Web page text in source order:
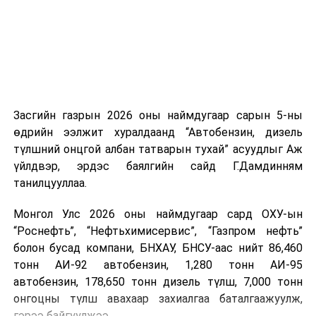
Засгийн газрын 2026 оны наймдугаар сарын 5-ны
өдрийн ээлжит хуралдаанд “Автобензин, дизель
түлшний онцгой албан татварын тухай” асуудлыг Аж
үйлдвэр, эрдэс баялгийн сайд Г.Дамдинням
танилцууллаа.
Монгол Улс 2026 оны наймдугаар сард ОХУ-ын
“Роснефть”, “Нефтьхимисервис”, “Газпром нефть”
болон бусад компани, БНХАУ, БНСУ-аас нийт 86,460
тонн АИ-92 автобензин, 1,280 тонн АИ-95
автобензин, 178,650 тонн дизель түлш, 7,000 тонн
онгоцны түлш авахаар захиалгаа баталгаажуулж,